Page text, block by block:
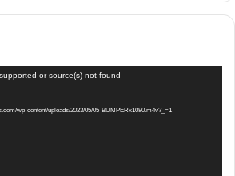
or source(s) not found
wp-content/uploads/2023/05/05-BUMPERx1080.m4v?_=1